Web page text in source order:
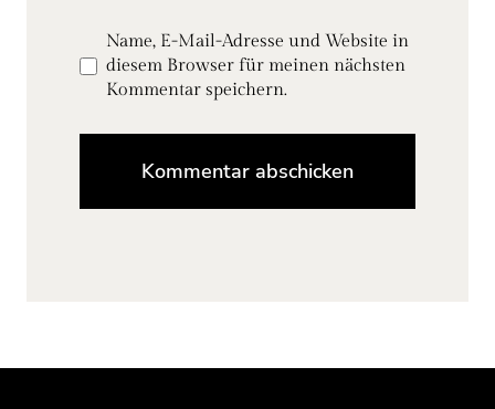
Name, E-Mail-Adresse und Website in
diesem Browser für meinen nächsten
Kommentar speichern.